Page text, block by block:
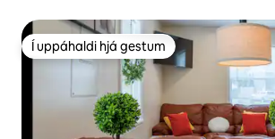
Í uppáhaldi hjá gestum
Í uppáhaldi hjá gestum